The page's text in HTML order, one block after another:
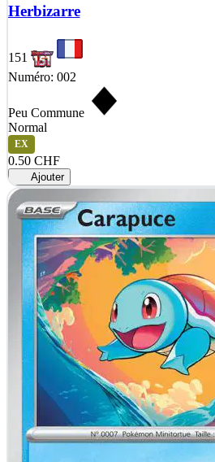
Herbizarre
151
Numéro: 002
Peu Commune
Normal
EX
0.50 CHF
Ajouter